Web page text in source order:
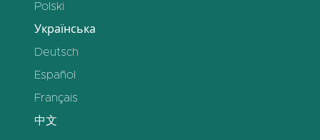
Polski
Українська
Deutsch
Español
Français
中文